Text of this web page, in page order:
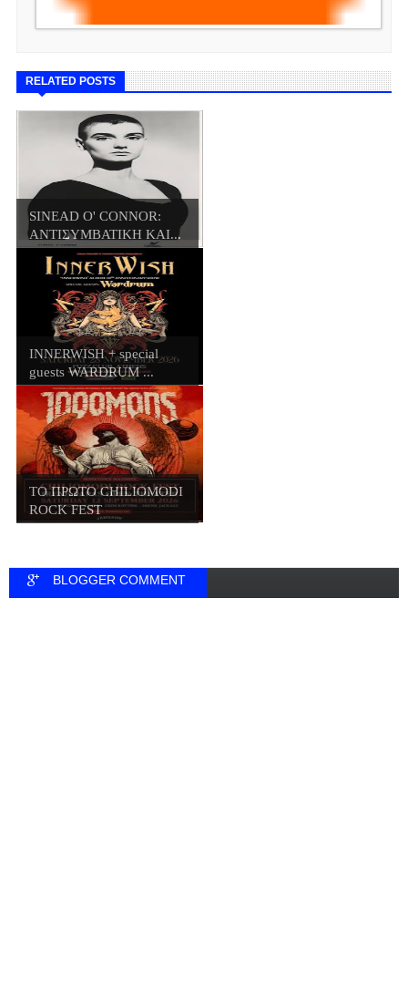
RELATED POSTS
SINEAD O' CONNOR:
ΑΝΤΙΣΥΜΒΑΤΙΚΗ ΚΑΙ...
INNERWISH + special
guests WARDRUM ...
ΤΟ ΠΡΩΤΟ CHILIOMODI
ROCK FEST
BLOGGER COMMENT